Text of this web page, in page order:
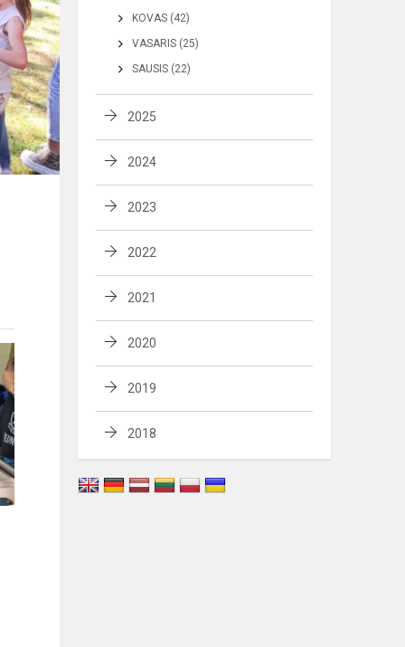
KOVAS (42)
VASARIS (25)
SAUSIS (22)
2025
2024
2023
2022
2021
2020
2019
2018